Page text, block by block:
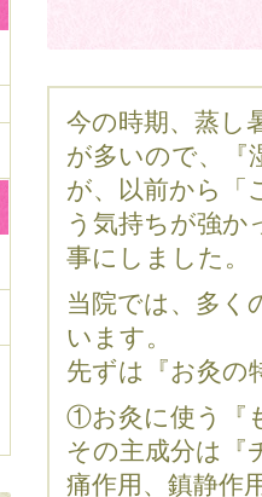
今の時期、蒸し
が多いので、『
が、以前から「
う気持ちが強か
事にしました。
当院では、多く
います。
先ずは『お灸の
①お灸に使う『
その主成分は『
痛作用、鎮静作